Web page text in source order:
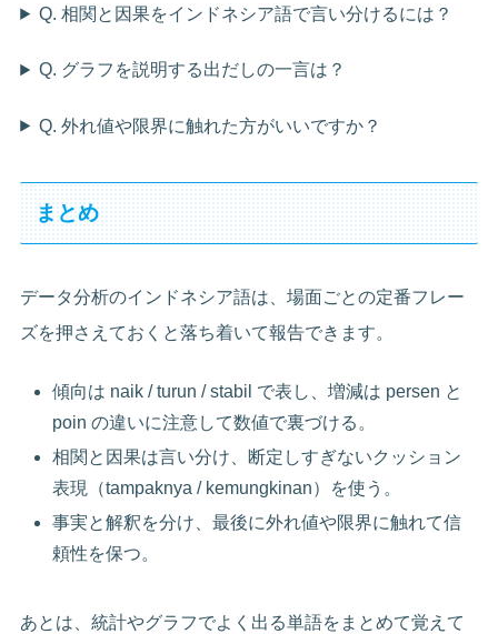
Q. 相関と因果をインドネシア語で言い分けるには？
Q. グラフを説明する出だしの一言は？
Q. 外れ値や限界に触れた方がいいですか？
まとめ
データ分析のインドネシア語は、場面ごとの定番フレー
ズを押さえておくと落ち着いて報告できます。
傾向は naik / turun / stabil で表し、増減は persen と
poin の違いに注意して数値で裏づける。
相関と因果は言い分け、断定しすぎないクッション
表現（tampaknya / kemungkinan）を使う。
事実と解釈を分け、最後に外れ値や限界に触れて信
頼性を保つ。
あとは、統計やグラフでよく出る単語をまとめて覚えて